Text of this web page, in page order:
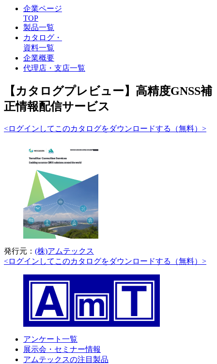
企業ページ
TOP
製品一覧
カタログ・
資料一覧
企業概要
代理店・支店一覧
【カタログプレビュー】高精度GNSS補
正情報配信サービス
<ログインしてこのカタログをダウンロードする（無料）>
発行元： (株)アムテックス
<ログインしてこのカタログをダウンロードする（無料）>
アンケート一覧
展示会・セミナー情報
アムテックスの注目製品